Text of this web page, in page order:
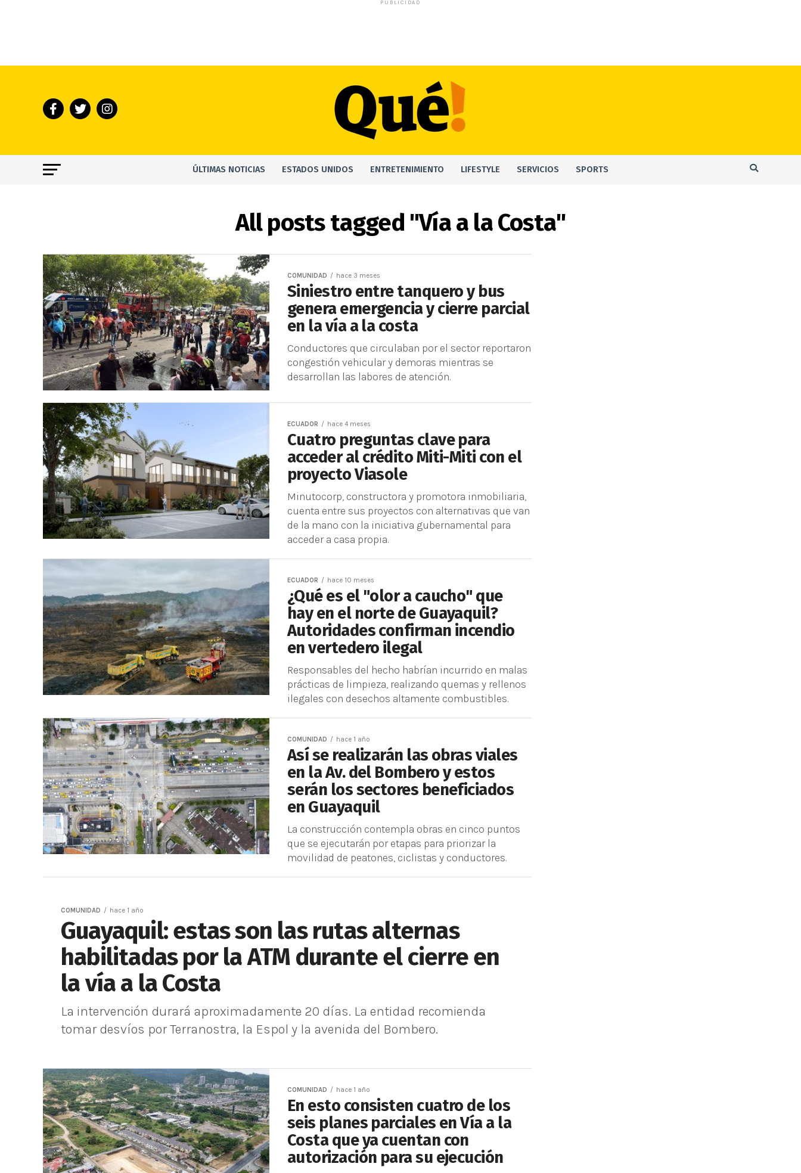
PUBLICIDAD
ÚLTIMAS NOTICIAS ESTADOS UNIDOS ENTRETENIMIENTO LIFESTYLE SERVICIOS SPORTS
All posts tagged "Vía a la Costa"
COMUNIDAD hace 3 meses
Siniestro entre tanquero y bus
genera emergencia y cierre parcial
en la vía a la costa
Conductores que circulaban por el sector reportaron
congestión vehicular y demoras mientras se
desarrollan las labores de atención.
ECUADOR hace 4 meses
Cuatro preguntas clave para
acceder al crédito Miti-Miti con el
proyecto Viasole
Minutocorp, constructora y promotora inmobiliaria,
cuenta entre sus proyectos con alternativas que van
de la mano con la iniciativa gubernamental para
acceder a casa propia.
ECUADOR hace 10 meses
¿Qué es el "olor a caucho" que
hay en el norte de Guayaquil?
Autoridades confirman incendio
en vertedero ilegal
Responsables del hecho habrían incurrido en malas
prácticas de limpieza, realizando quemas y rellenos
ilegales con desechos altamente combustibles.
COMUNIDAD hace 1 año
Así se realizarán las obras viales
en la Av. del Bombero y estos
serán los sectores beneficiados
en Guayaquil
La construcción contempla obras en cinco puntos
que se ejecutarán por etapas para priorizar la
movilidad de peatones, ciclistas y conductores.
COMUNIDAD hace 1 año
Guayaquil: estas son las rutas alternas
habilitadas por la ATM durante el cierre en
la vía a la Costa
La intervención durará aproximadamente 20 días. La entidad recomienda
tomar desvíos por Terranostra, la Espol y la avenida del Bombero.
COMUNIDAD hace 1 año
En esto consisten cuatro de los
seis planes parciales en Vía a la
Costa que ya cuentan con
autorización para su ejecución